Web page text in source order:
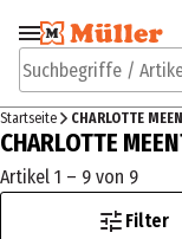
Zur Navigation
springen
Suchbegriffe /
Startseite CHARLOTTE
CHARLOTTE
Artikel 1 – 9 von 9
Filter